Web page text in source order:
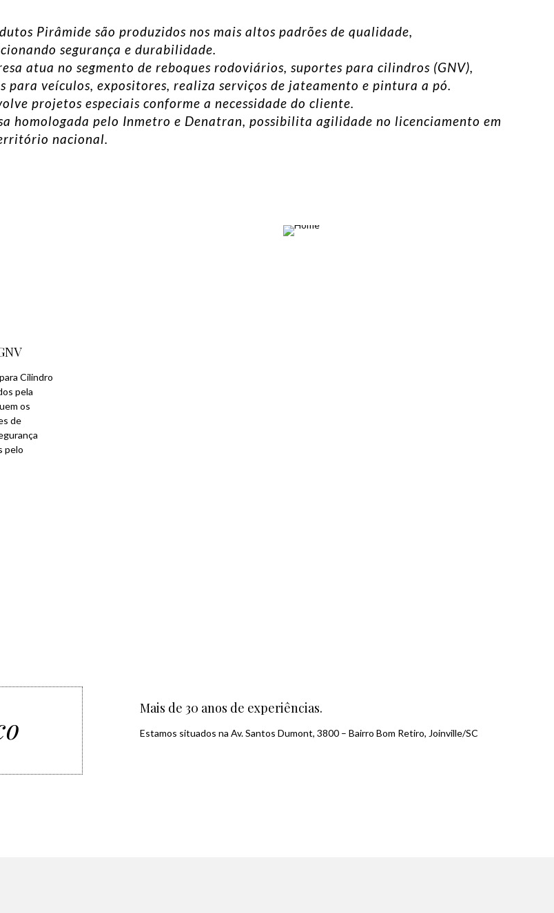
Pirâmide são produzidos nos mais altos padrões de qualidade,
segurança e durabilidade.
atua no segmento de reboques rodoviários, suportes para cilindros (GNV),
para veículos, expositores, realiza serviços de jateamento e pintura a pó.
projetos especiais conforme a necessidade do cliente.
homologada pelo Inmetro e Denatran, possibilita agilidade no licenciamento em
nacional.
Cilindro
pela
os
de
pelo
Mais de 30 anos de experiências.
Estamos situados na Av. Santos Dumont, 3800 – Bairro Bom Retiro, Joinville/SC